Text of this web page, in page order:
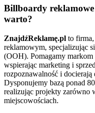
Billboardy
warto?
ZnajdźReklamę.pl to firma,
reklamowym, specjalizując
(OOH). Pomagamy
wspierając marketing i
rozpoznawalność i
Dysponujemy bazą ponad
realizując projekty zarówno
miejscowościach.